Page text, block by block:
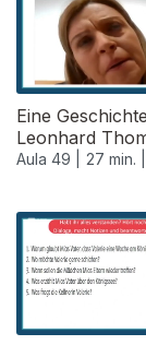
Eine
Leonhard
Aula 49 | 27 min. |